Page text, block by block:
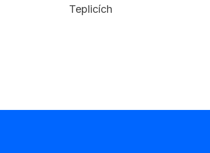
Teplicích